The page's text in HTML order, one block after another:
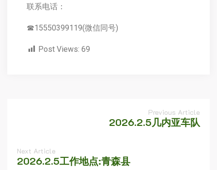
联系电话：
☎15550399119(微信同号)
Post Views: 69
Previous Article
2026.2.5几内亚车队
Next Article
2026.2.5工作地点:青森县